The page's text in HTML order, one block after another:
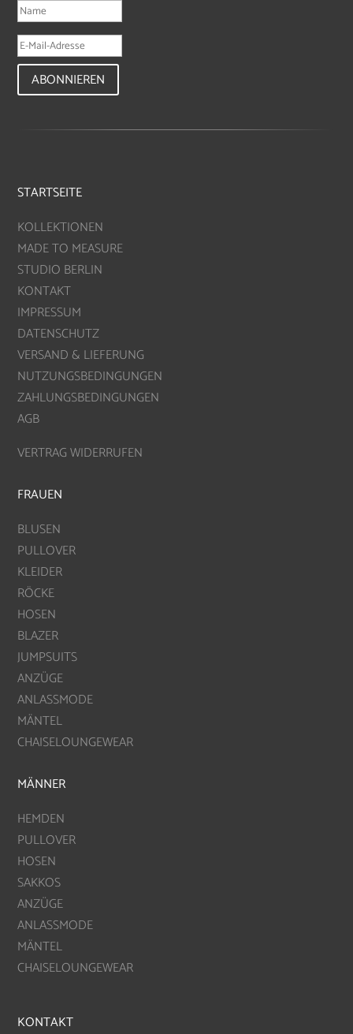
ABONNIEREN
STARTSEITE
KOLLEKTIONEN
MADE TO MEASURE
STUDIO BERLIN
KONTAKT
IMPRESSUM
DATENSCHUTZ
VERSAND & LIEFERUNG
NUTZUNGSBEDINGUNGEN
ZAHLUNGSBEDINGUNGEN
AGB
VERTRAG WIDERRUFEN
FRAUEN
BLUSEN
PULLOVER
KLEIDER
RÖCKE
HOSEN
BLAZER
JUMPSUITS
ANZÜGE
ANLASSMODE
MÄNTEL
CHAISELOUNGEWEAR
MÄNNER
HEMDEN
PULLOVER
HOSEN
SAKKOS
ANZÜGE
ANLASSMODE
MÄNTEL
CHAISELOUNGEWEAR
KONTAKT